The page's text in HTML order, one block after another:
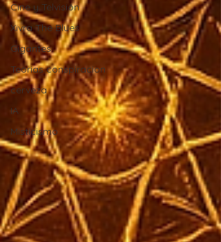
Cine y Telvisión
Xivra The Blues
Gigantes
Teorias conspiracion
cerveza
IA
Misticismo